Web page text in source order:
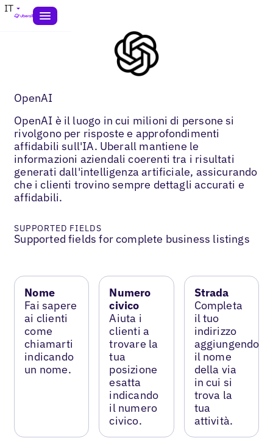
IT
OpenAI
OpenAI è il luogo in cui milioni di persone si
rivolgono per risposte e approfondimenti
affidabili sull'IA. Uberall mantiene le
informazioni aziendali coerenti tra i risultati
generati dall'intelligenza artificiale, assicurando
che i clienti trovino sempre dettagli accurati e
affidabili.
SUPPORTED FIELDS
Supported fields for complete business listings
Nome
Fai sapere
ai clienti
come
chiamarti
indicando
un nome.
Numero
civico
Aiuta i
clienti a
trovare la
tua
posizione
esatta
indicando
il numero
civico.
Strada
Completa
il tuo
indirizzo
aggiungendo
il nome
della via
in cui si
trova la
tua
attività.